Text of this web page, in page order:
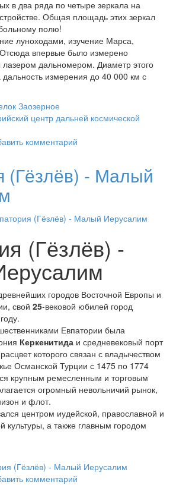
в два ряда по четыре зеркала на
Общая площадь этих зеркал
полю!
луноходами, изучение Марса,
впервые было измерено
дальномером. Диаметр этого
измерения до 40 000 км с
Заозерное
центр дальней космической
комментарий
(Гёзлёв) - Малый
(Гёзлёв) -
городов Восточной Европы и
свой 25-вековой юбилей город
году.
Евпатории была
Керкенитида и средневековый порт
которого связан с владычеством
Османской Турции с 1475 по 1774
крупным ремесленным и торговым
огромный невольничий рынок,
и флот.
центром иудейской, православной и
культуры, а также главным городом
(Гёзлёв) - Малый Иерусалим
комментарий